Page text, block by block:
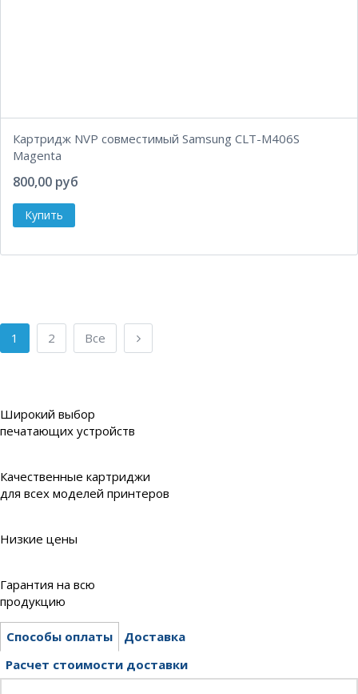
Картридж NVP совместимый Samsung CLT-M406S
Magenta
800,00 руб
1 2 Все
Широкий выбор
печатающих устройств
Качественные картриджи
для всех моделей принтеров
Низкие цены
Гарантия на всю
продукцию
Способы оплаты
Доставка
Расчет стоимости доставки